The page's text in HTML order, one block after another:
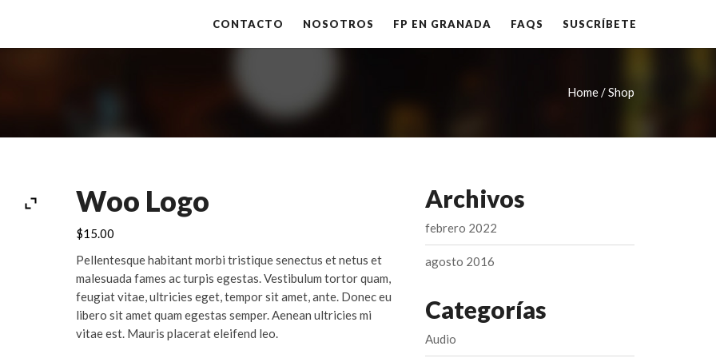
CONTACTO NOSOTROS FP EN GRANADA FAQS SUSCRÍBETE
Home / Shop
Woo Logo
$15.00
Pellentesque habitant morbi tristique senectus et netus et
malesuada fames ac turpis egestas. Vestibulum tortor quam,
feugiat vitae, ultricies eget, tempor sit amet, ante. Donec eu
libero sit amet quam egestas semper. Aenean ultricies mi
vitae est. Mauris placerat eleifend leo.
Archivos
febrero 2022
agosto 2016
Categorías
Audio